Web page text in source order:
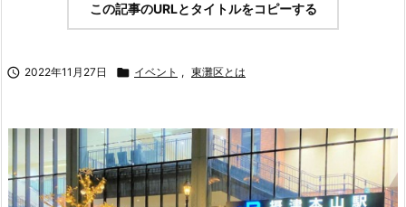
この記事のURLとタイトルをコピーする
 2022年11月27日  イベント , 東灘区とは